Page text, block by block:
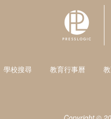
學校搜尋 教育行事曆